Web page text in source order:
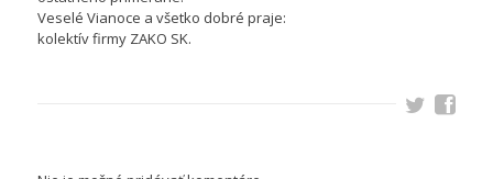
Veselé Vianoce a všetko dobré praje:
kolektív firmy ZAKO SK.